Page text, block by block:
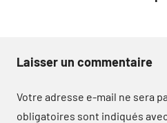
Laisser un commentaire
Votre adresse e-mail ne sera
obligatoires sont indiqués